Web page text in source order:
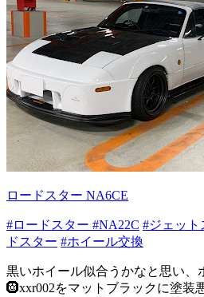
ロードスター NA6CE
#ロードスター #NA22C #ジェット
ドスター #ホイール交換
黒いホイール似合うかなと思い、
🛞xxr002をマットブラックに塗装